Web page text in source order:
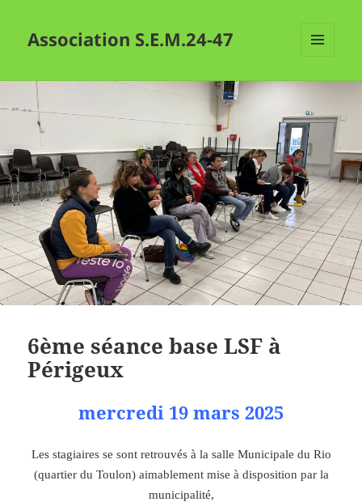
Association S.E.M.24-47
6ème séance base LSF à
Périgeux
mercredi 19 mars 2025
Les stagiaires se sont retrouvés à la salle Municipale du Rio
(quartier du Toulon) aimablement mise à disposition par la
municipalité,